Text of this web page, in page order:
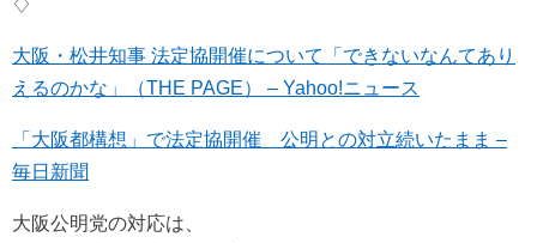
大阪・松井知事 法定協開催について「できないなんてあり
えるのかな」（THE PAGE） – Yahoo!ニュース
「大阪都構想」で法定協開催 公明との対立続いたまま –
毎日新聞
大阪公明党の対応は、